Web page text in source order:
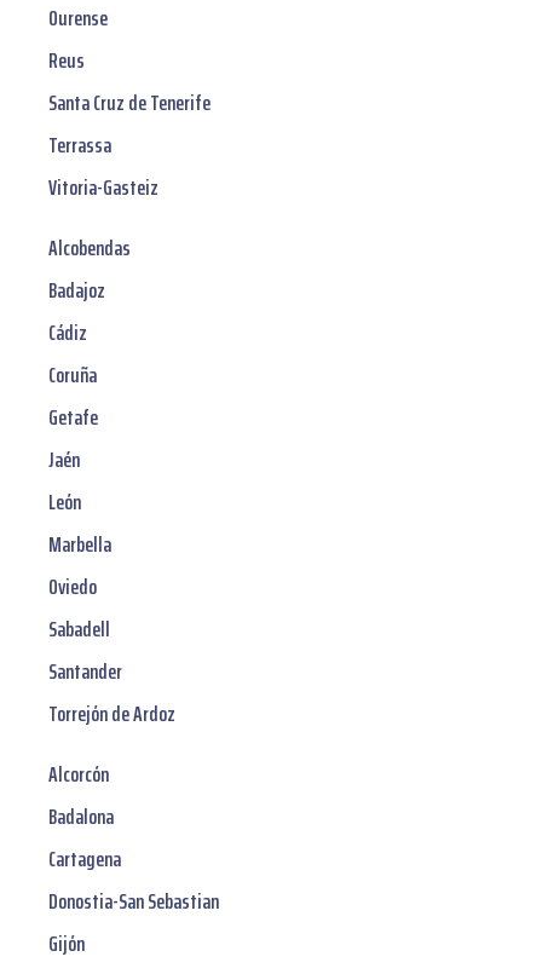
Ourense
Reus
Santa Cruz de Tenerife
Terrassa
Vitoria-Gasteiz
Alcobendas
Badajoz
Cádiz
Coruña
Getafe
Jaén
León
Marbella
Oviedo
Sabadell
Santander
Torrejón de Ardoz
Alcorcón
Badalona
Cartagena
Donostia-San Sebastian
Gijón